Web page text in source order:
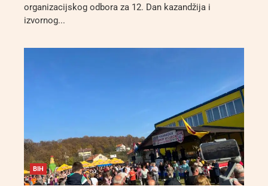
organizacijskog odbora za 12. Dan kazandžija i
izvornog...
BIH